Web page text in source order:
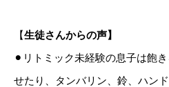
【生徒さんからの声】
⚫︎リトミック未経験の息子は飽
せたり、タンバリン、鈴、ハン